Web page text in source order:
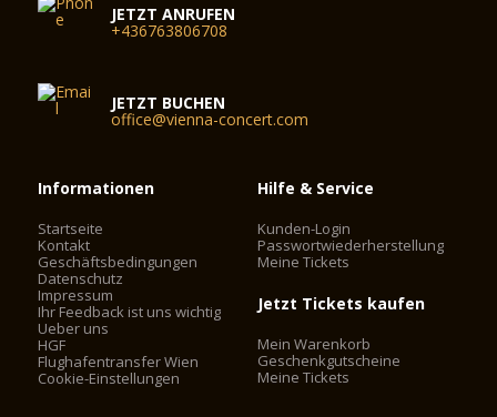
JETZT ANRUFEN
+436763806708
JETZT BUCHEN
office@vienna-concert.com
Informationen
Startseite
Kontakt
Geschäftsbedingungen
Datenschutz
Impressum
Ihr Feedback ist uns wichtig
Ueber uns
HGF
Flughafentransfer Wien
Cookie-Einstellungen
Hilfe & Service
Kunden-Login
Passwortwiederherstellung
Meine Tickets
Jetzt Tickets kaufen
Mein Warenkorb
Geschenkgutscheine
Meine Tickets